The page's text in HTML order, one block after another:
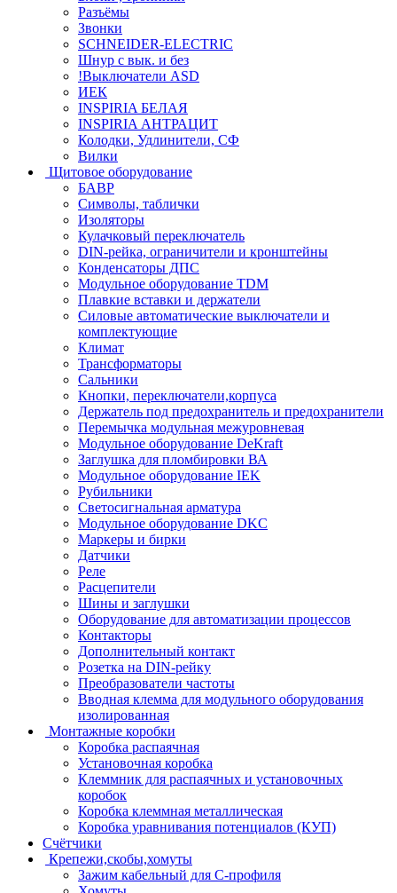
Разъёмы
Звонки
SCHNEIDER-ELECTRIC
Шнур с вык. и без
!Выключатели ASD
ИЕК
INSPIRIA БЕЛАЯ
INSPIRIA АНТРАЦИТ
Колодки, Удлинители, СФ
Вилки
Щитовое оборудование
БАВР
Символы, таблички
Изоляторы
Кулачковый переключатель
DIN-рейка, ограничители и кронштейны
Конденсаторы ДПС
Модульное оборудование TDM
Плавкие вставки и держатели
Силовые автоматические выключатели и
комплектующие
Климат
Трансформаторы
Сальники
Кнопки, переключатели,корпуса
Держатель под предохранитель и предохранители
Перемычка модульная межуровневая
Модульное оборудование DeKraft
Заглушка для пломбировки ВА
Модульное оборудование IEK
Рубильники
Светосигнальная арматура
Модульное оборудование DKC
Маркеры и бирки
Датчики
Реле
Расцепители
Шины и заглушки
Оборудование для автоматизации процессов
Контакторы
Дополнительный контакт
Розетка на DIN-рейку
Преобразователи частоты
Вводная клемма для модульного оборудования
изолированная
Монтажные коробки
Коробка распаячная
Установочная коробка
Клеммник для распаячных и установочных
коробок
Коробка клеммная металлическая
Коробка уравнивания потенциалов (КУП)
Счётчики
Крепежи,скобы,хомуты
Зажим кабельный для С-профиля